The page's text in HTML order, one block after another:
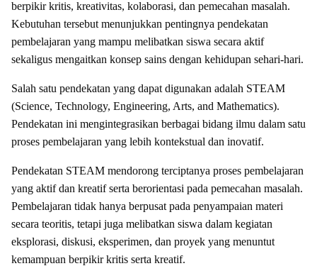
berpikir kritis, kreativitas, kolaborasi, dan pemecahan masalah.
Kebutuhan tersebut menunjukkan pentingnya pendekatan
pembelajaran yang mampu melibatkan siswa secara aktif
sekaligus mengaitkan konsep sains dengan kehidupan sehari-hari.
Salah satu pendekatan yang dapat digunakan adalah STEAM
(Science, Technology, Engineering, Arts, and Mathematics).
Pendekatan ini mengintegrasikan berbagai bidang ilmu dalam satu
proses pembelajaran yang lebih kontekstual dan inovatif.
Pendekatan STEAM mendorong terciptanya proses pembelajaran
yang aktif dan kreatif serta berorientasi pada pemecahan masalah.
Pembelajaran tidak hanya berpusat pada penyampaian materi
secara teoritis, tetapi juga melibatkan siswa dalam kegiatan
eksplorasi, diskusi, eksperimen, dan proyek yang menuntut
kemampuan berpikir kritis serta kreatif.